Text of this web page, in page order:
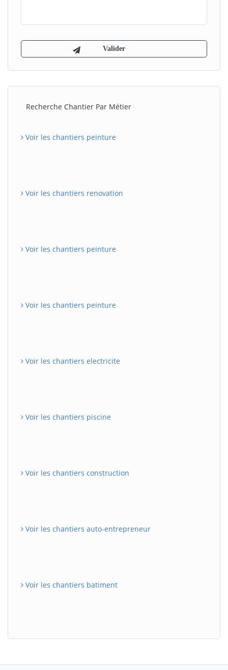
Recherche Chantier Par Métier
Voir les chantiers peinture
Voir les chantiers renovation
Voir les chantiers peinture
Voir les chantiers peinture
Voir les chantiers electricite
Voir les chantiers piscine
Voir les chantiers construction
Voir les chantiers auto-entrepreneur
Voir les chantiers batiment